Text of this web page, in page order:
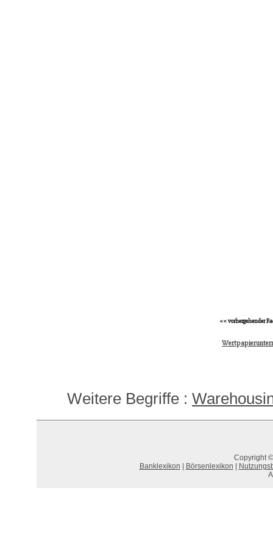
<< vorhergehender
Weitere Begriffe :
Copyright
Banklexikon
Börsenlexikon